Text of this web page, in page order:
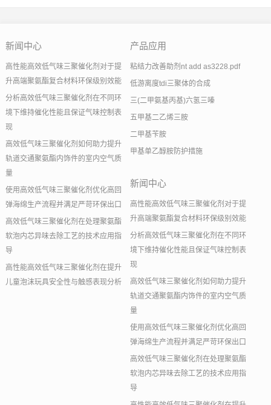
新闻中心
高性能高效低气味三聚催化剂对于提
升高端聚氨酯复合材料环保级别效能
分析高效低气味三聚催化剂在不同环
境下维持催化性能且保证气味控制表
现
高效低气味三聚催化剂如何助力提升
轨道交通聚氨酯内饰件的室内空气质
量
使用高效低气味三聚催化剂优化高回
弹海绵生产流程并满足严苛环保出口
高效低气味三聚催化剂在处理聚氨酯
软泡内芯异味去除工艺的技术应用指
导
高性能高效低气味三聚催化剂在提升
儿童泡沫玩具安全性与触感表现分析
产品应用
粘结力改善助剂nt add as3228.pdf
低游离度tdi三聚体的合成
三(二甲氨基丙基)六氢三嗪
五甲基二乙烯三胺
二甲基苄胺
甲基单乙醇胺防护措施
新闻中心
高性能高效低气味三聚催化剂对于提
升高端聚氨酯复合材料环保级别效能
分析高效低气味三聚催化剂在不同环
境下维持催化性能且保证气味控制表
现
高效低气味三聚催化剂如何助力提升
轨道交通聚氨酯内饰件的室内空气质
量
使用高效低气味三聚催化剂优化高回
弹海绵生产流程并满足严苛环保出口
高效低气味三聚催化剂在处理聚氨酯
软泡内芯异味去除工艺的技术应用指
导